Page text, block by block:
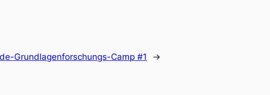
Grundlagenforschungs-Camp #1 →